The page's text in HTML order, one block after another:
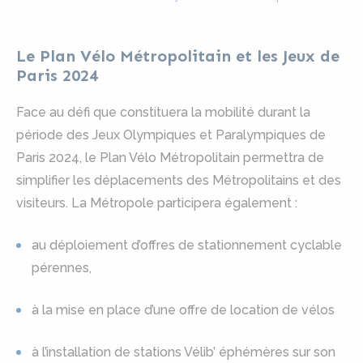
Le Plan Vélo Métropolitain et les Jeux de
Paris 2024
Face au défi que constituera la mobilité durant la
période des Jeux Olympiques et Paralympiques de
Paris 2024, le Plan Vélo Métropolitain permettra de
simplifier les déplacements des Métropolitains et des
visiteurs. La Métropole participera également :
au déploiement d’offres de stationnement cyclable
pérennes,
à la mise en place d’une offre de location de vélos
à l’installation de stations Vélib’ éphémères sur son